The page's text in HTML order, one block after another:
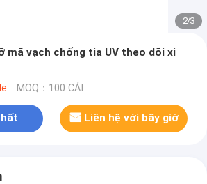
2/3
mã vạch chống tia UV theo dõi xi
MOQ：100 CÁI
Liên hệ với bây giờ